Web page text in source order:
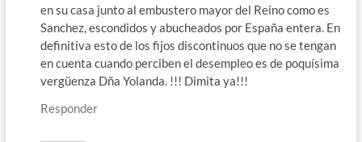
en su casa junto al embustero mayor del Reino como es
Sanchez, escondidos y abucheados por España entera. En
definitiva esto de los fijos discontinuos que no se tengan
en cuenta cuando perciben el desempleo es de poquísima
vergüenza Dña Yolanda. !!! Dimita ya!!!
Responder